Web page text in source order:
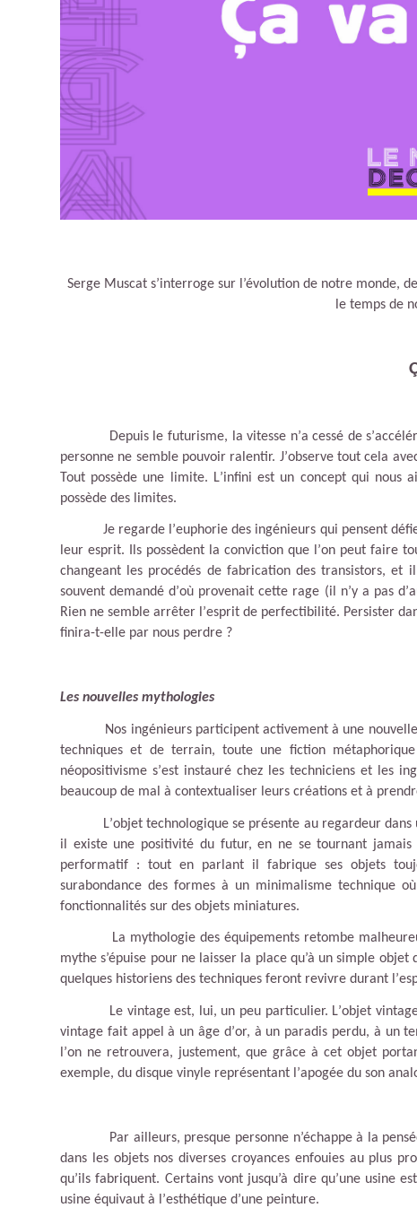
Serge Muscat s’interroge sur l’évolution de notre monde,
le temps de
Depuis le futurisme, la vitesse n’a cessé de s’
personne ne semble pouvoir ralentir. J’observe tout cela
Tout possède une limite. L’infini est un concept qui nous
possède des limites.
Je regarde l’euphorie des ingénieurs qui pensent
leur esprit. Ils possèdent la conviction que l’on peut faire
changeant les procédés de fabrication des transistors, et
souvent demandé d’où provenait cette rage (il n’y a pas d’
Rien ne semble arrêter l’esprit de perfectibilité. Persister
finira-t-elle par nous perdre ?
Les nouvelles mythologies
Nos ingénieurs participent activement à une
techniques et de terrain, toute une fiction métaphorique
néopositivisme s’est instauré chez les techniciens et les
beaucoup de mal à contextualiser leurs créations et à
L’objet technologique se présente au regardeur
il existe une positivité du futur, en ne se tournant jamais
performatif : tout en parlant il fabrique ses objets
surabondance des formes à un minimalisme technique
fonctionnalités sur des objets miniatures.
La mythologie des équipements retombe
mythe s’épuise pour ne laisser la place qu’à un simple
quelques historiens des techniques feront revivre durant l’
Le vintage est, lui, un peu particulier. L’objet
vintage fait appel à un âge d’or, à un paradis perdu, à un
l’on ne retrouvera, justement, que grâce à cet objet
exemple, du disque vinyle représentant l’apogée du son
Par ailleurs, presque personne n’échappe à la
dans les objets nos diverses croyances enfouies au plus
qu’ils fabriquent. Certains vont jusqu’à dire qu’une usine
usine équivaut à l ’esthétique d’une peinture.